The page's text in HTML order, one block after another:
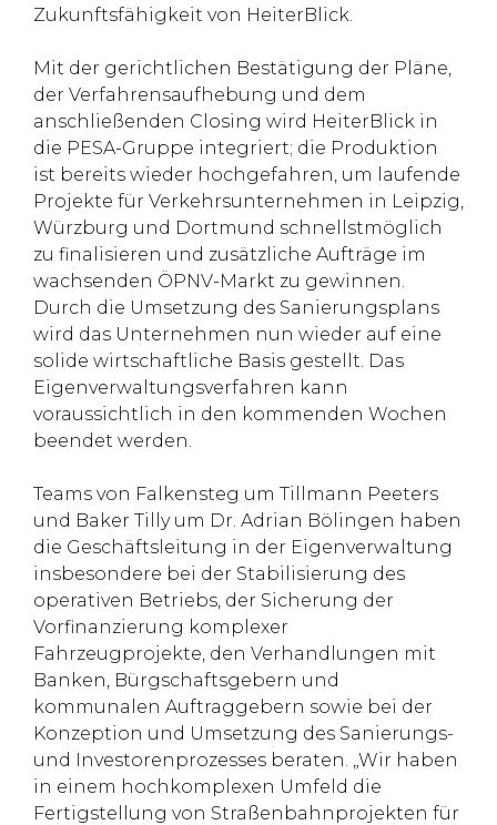
Zukunftsfähigkeit von HeiterBlick.
Mit der gerichtlichen Bestätigung der Pläne,
der Verfahrensaufhebung und dem
anschließenden Closing wird HeiterBlick in
die PESA-Gruppe integriert; die Produktion
ist bereits wieder hochgefahren, um laufende
Projekte für Verkehrsunternehmen in Leipzig,
Würzburg und Dortmund schnellstmöglich
zu finalisieren und zusätzliche Aufträge im
wachsenden ÖPNV-Markt zu gewinnen.
Durch die Umsetzung des Sanierungsplans
wird das Unternehmen nun wieder auf eine
solide wirtschaftliche Basis gestellt. Das
Eigenverwaltungsverfahren kann
voraussichtlich in den kommenden Wochen
beendet werden.
Teams von Falkensteg um Tillmann Peeters
und Baker Tilly um Dr. Adrian Bölingen haben
die Geschäftsleitung in der Eigenverwaltung
insbesondere bei der Stabilisierung des
operativen Betriebs, der Sicherung der
Vorfinanzierung komplexer
Fahrzeugprojekte, den Verhandlungen mit
Banken, Bürgschaftsgebern und
kommunalen Auftraggebern sowie bei der
Konzeption und Umsetzung des Sanierungs-
und Investorenprozesses beraten. „Wir haben
in einem hochkomplexen Umfeld die
Fertigstellung von Straßenbahnprojekten für